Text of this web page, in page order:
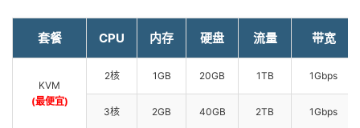
套餐 CPU 内存 硬盘 流量 带宽
KVM
(最便宜)
2核 1GB 20GB 1TB 1Gbps
3核 2GB 40GB 2TB 1Gbps